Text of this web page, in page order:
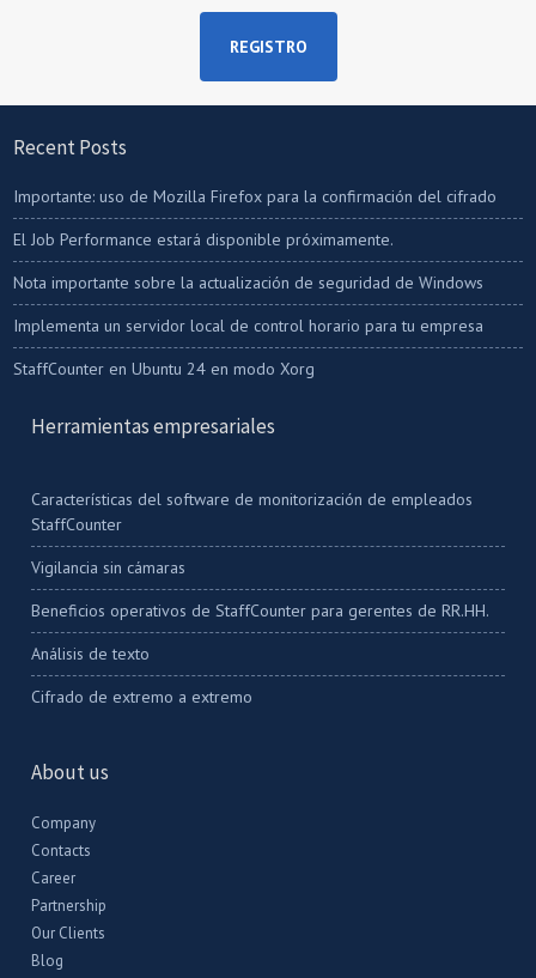
REGISTRO
Recent Posts
Importante: uso de Mozilla Firefox para la confirmación del cifrado
El Job Performance estará disponible próximamente.
Nota importante sobre la actualización de seguridad de Windows
Implementa un servidor local de control horario para tu empresa
StaffCounter en Ubuntu 24 en modo Xorg
Herramientas empresariales
Características del software de monitorización de empleados
StaffCounter
Vigilancia sin cámaras
Beneficios operativos de StaffCounter para gerentes de RR.HH.
Análisis de texto
Cifrado de extremo a extremo
About us
Company
Contacts
Career
Partnership
Our Clients
Blog